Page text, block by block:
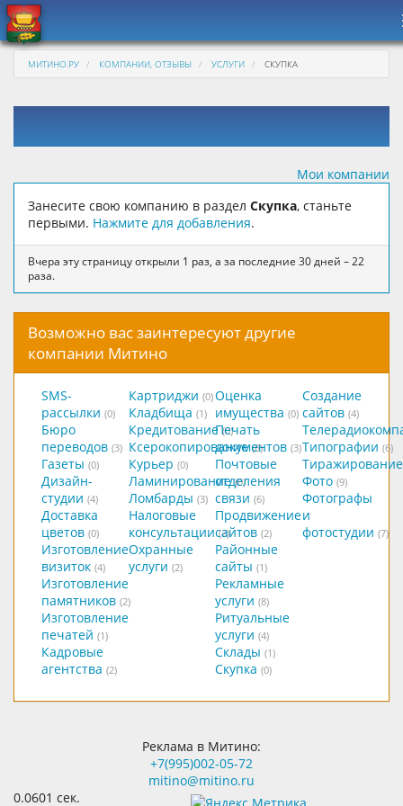
МИТИНО.РУ КОМПАНИИ, ОТЗЫВЫ УСЛУГИ СКУПКА
Мои компании
Занесите свою компанию в раздел Скупка, станьте
первыми. Нажмите для добавления.
Вчера эту страницу открыли 1 раз, а за последние 30 дней – 22
раза.
Возможно вас заинтересуют другие
компании Митино
SMS-
рассылки (0)
Бюро
переводов (3)
Газеты (0)
Дизайн-
студии (4)
Доставка
цветов (0)
Изготовление
визиток (4)
Изготовление
памятников (2)
Изготовление
печатей (1)
Кадровые
агентства (2)
Картриджи (0)
Кладбища (1)
Кредитование (0)
Ксерокопирование (8)
Курьер (0)
Ламинирование (0)
Ломбарды (3)
Налоговые
консультации (2)
Охранные
услуги (2)
Оценка
имущества (0)
Печать
документов (3)
Почтовые
отделения
связи (6)
Продвижение
сайтов (2)
Районные
сайты (1)
Рекламные
услуги (8)
Ритуальные
услуги (4)
Склады (1)
Скупка (0)
Создание
сайтов (4)
Типографии (6)
Тиражирование
Фото (9)
Фотографы
и
фотостудии (7)
Реклама в Митино:
+7(995)002-05-72
mitino@mitino.ru
0.0601 сек.